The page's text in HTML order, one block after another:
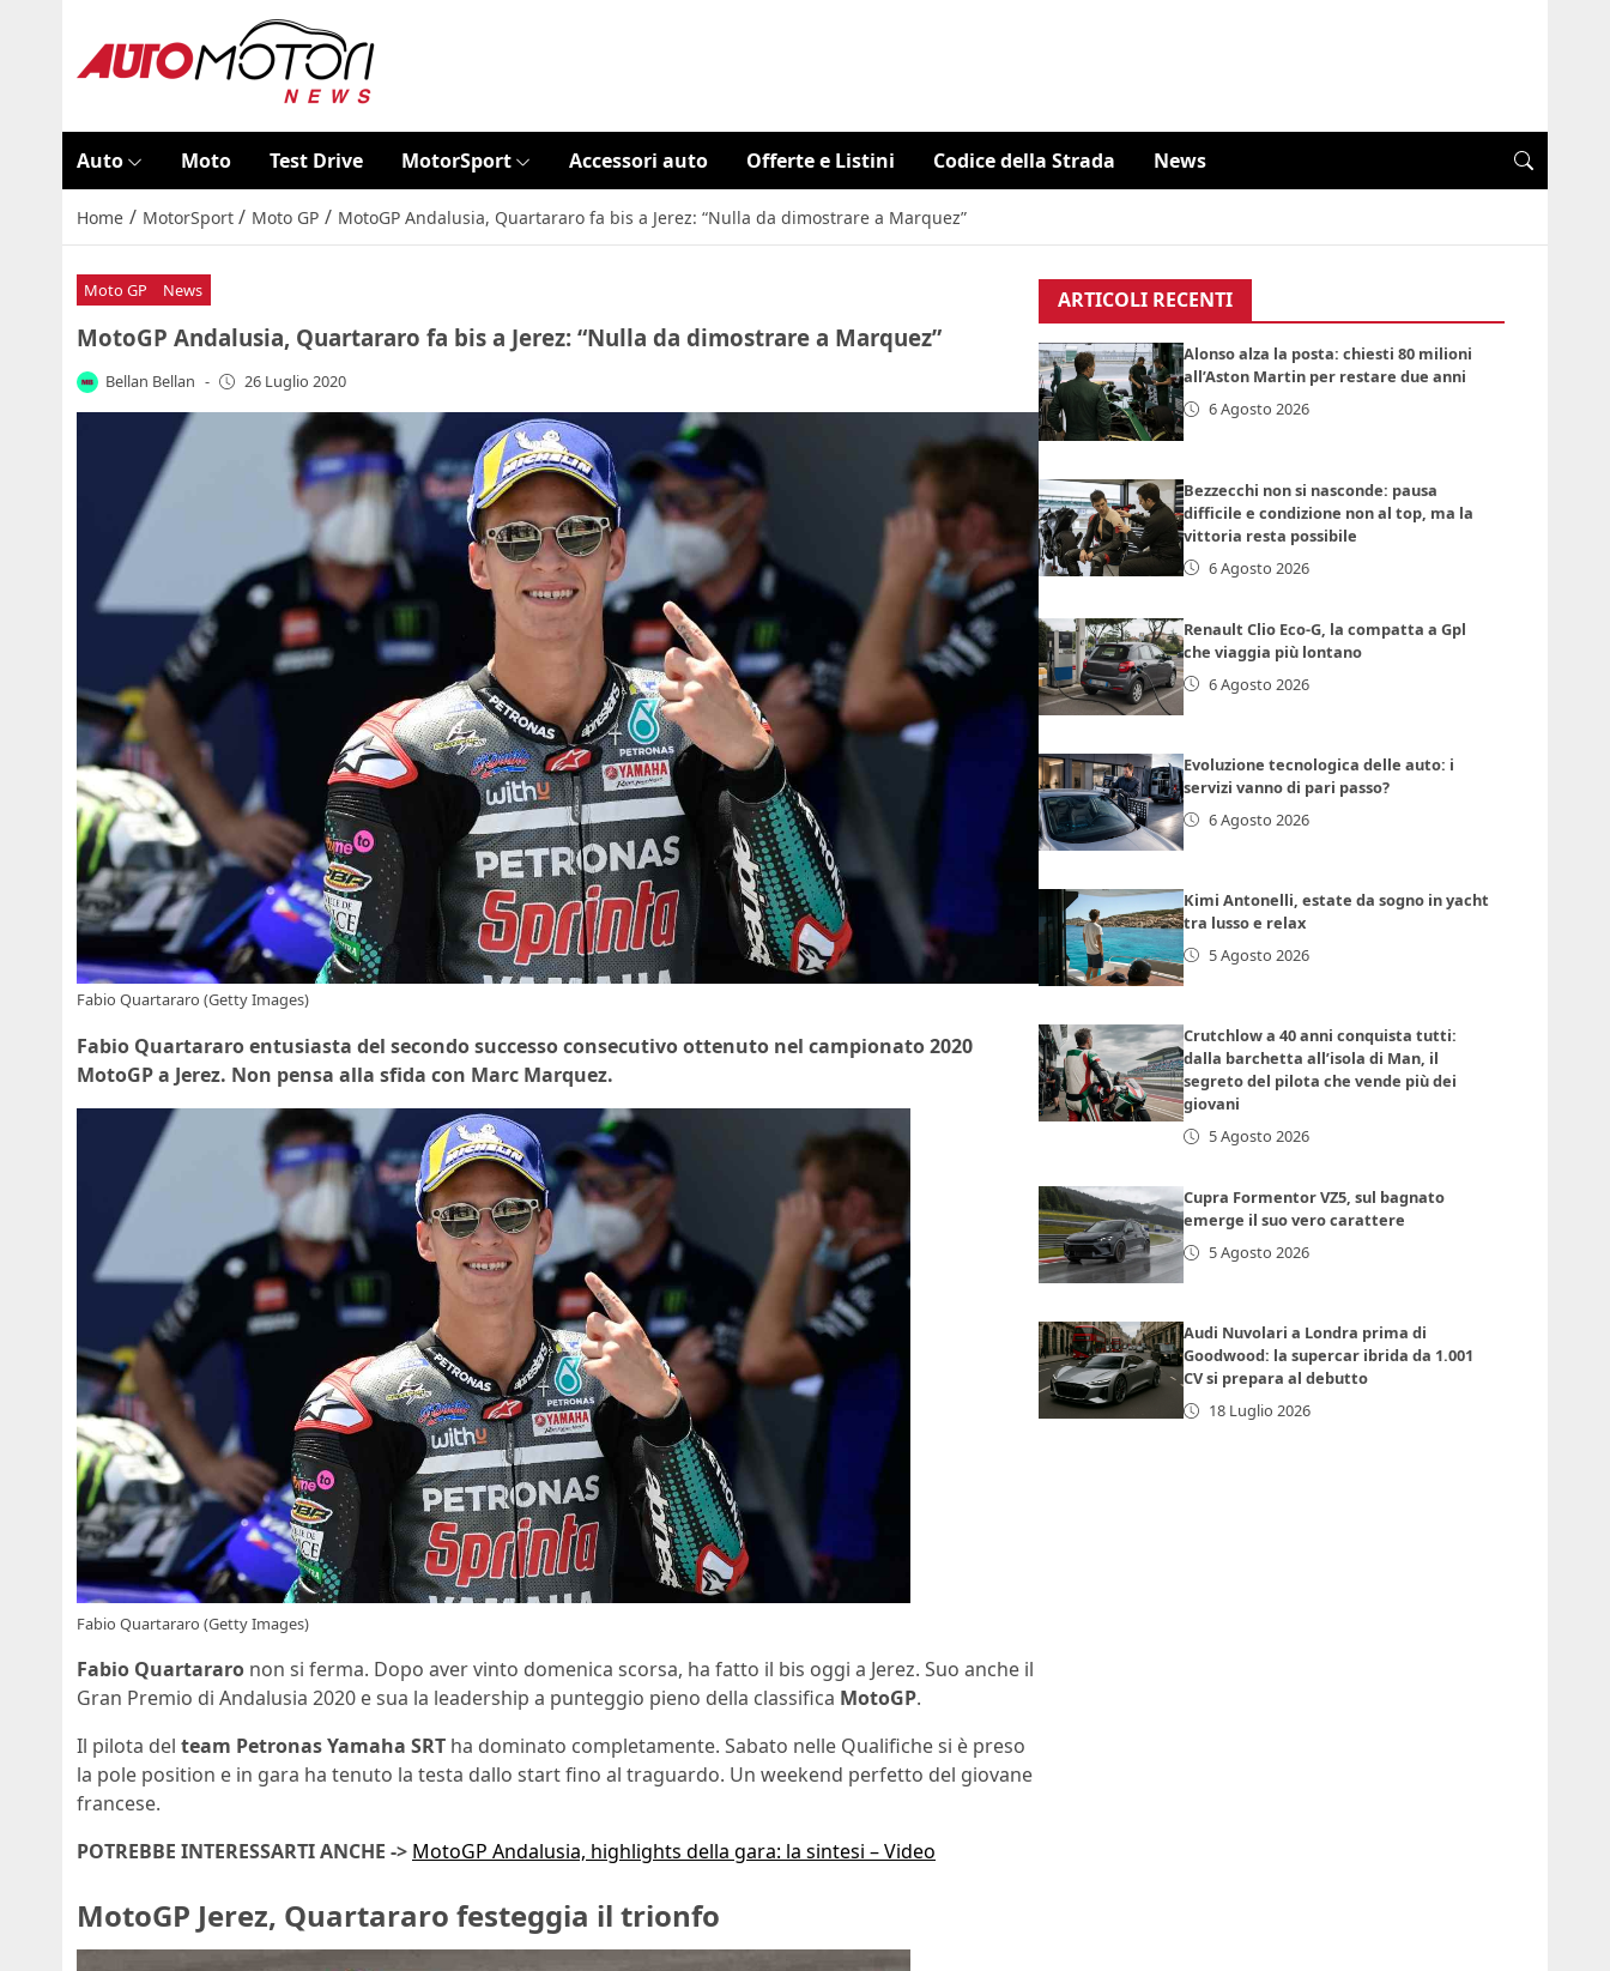
Auto Moto Test Drive MotorSport Accessori auto Offerte e Listini Codice della Strada News
Home / MotorSport / Moto GP / MotoGP Andalusia, Quartararo fa bis a Jerez: “Nulla da dimostrare a Marquez”
Moto GP News
MotoGP Andalusia, Quartararo fa bis a Jerez: “Nulla da dimostrare a Marquez”
Bellan Bellan - 26 Luglio 2020
Fabio Quartararo (Getty Images)
Fabio Quartararo entusiasta del secondo successo consecutivo ottenuto nel campionato 2020
MotoGP a Jerez. Non pensa alla sfida con Marc Marquez.
Fabio Quartararo (Getty Images)
Fabio Quartararo non si ferma. Dopo aver vinto domenica scorsa, ha fatto il bis oggi a Jerez. Suo anche il
Gran Premio di Andalusia 2020 e sua la leadership a punteggio pieno della classifica MotoGP.
Il pilota del team Petronas Yamaha SRT ha dominato completamente. Sabato nelle Qualifiche si è preso
la pole position e in gara ha tenuto la testa dallo start fino al traguardo. Un weekend perfetto del giovane
francese.
POTREBBE INTERESSARTI ANCHE -> MotoGP Andalusia, highlights della gara: la sintesi – Video
MotoGP Jerez, Quartararo festeggia il trionfo
ARTICOLI RECENTI
Alonso alza la posta: chiesti 80 milioni
all’Aston Martin per restare due anni
6 Agosto 2026
Bezzecchi non si nasconde: pausa
difficile e condizione non al top, ma la
vittoria resta possibile
6 Agosto 2026
Renault Clio Eco-G, la compatta a Gpl
che viaggia più lontano
6 Agosto 2026
Evoluzione tecnologica delle auto: i
servizi vanno di pari passo?
6 Agosto 2026
Kimi Antonelli, estate da sogno in yacht
tra lusso e relax
5 Agosto 2026
Crutchlow a 40 anni conquista tutti:
dalla barchetta all’isola di Man, il
segreto del pilota che vende più dei
giovani
5 Agosto 2026
Cupra Formentor VZ5, sul bagnato
emerge il suo vero carattere
5 Agosto 2026
Audi Nuvolari a Londra prima di
Goodwood: la supercar ibrida da 1.001
CV si prepara al debutto
18 Luglio 2026